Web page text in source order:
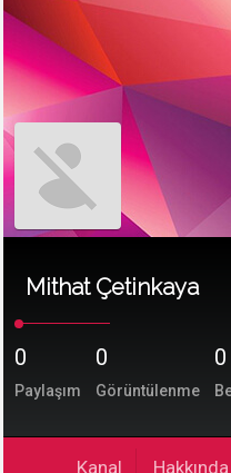
Mithat Çetinkaya
0
Paylaşım
0
Görüntülenme
0
Kanal Hakkında